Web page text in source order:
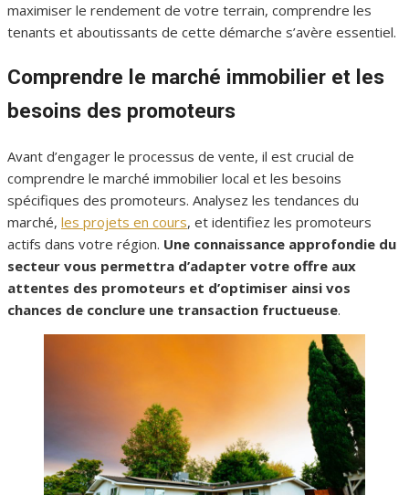
maximiser le rendement de votre terrain, comprendre les
tenants et aboutissants de cette démarche s’avère essentiel.
Comprendre le marché immobilier et les
besoins des promoteurs
Avant d’engager le processus de vente, il est crucial de
comprendre le marché immobilier local et les besoins
spécifiques des promoteurs. Analysez les tendances du
marché, les projets en cours, et identifiez les promoteurs
actifs dans votre région. Une connaissance approfondie du
secteur vous permettra d’adapter votre offre aux
attentes des promoteurs et d’optimiser ainsi vos
chances de conclure une transaction fructueuse.